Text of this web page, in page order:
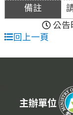
公
回上一頁
主辦單位